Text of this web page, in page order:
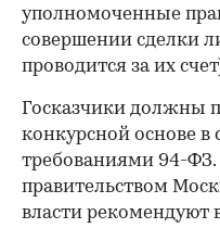
уполномоченные
совершении сделки
проводится за их
Госказчики должны
конкурсной основе в
требованиями 94-
правительством
власти рекомендуют